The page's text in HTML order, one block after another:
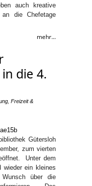
auch kreative
die Chefetage
mehr...
die 4.
Freizeit &
Gütersloh
zum vierten
Unter dem
wieder ein kleines
über die